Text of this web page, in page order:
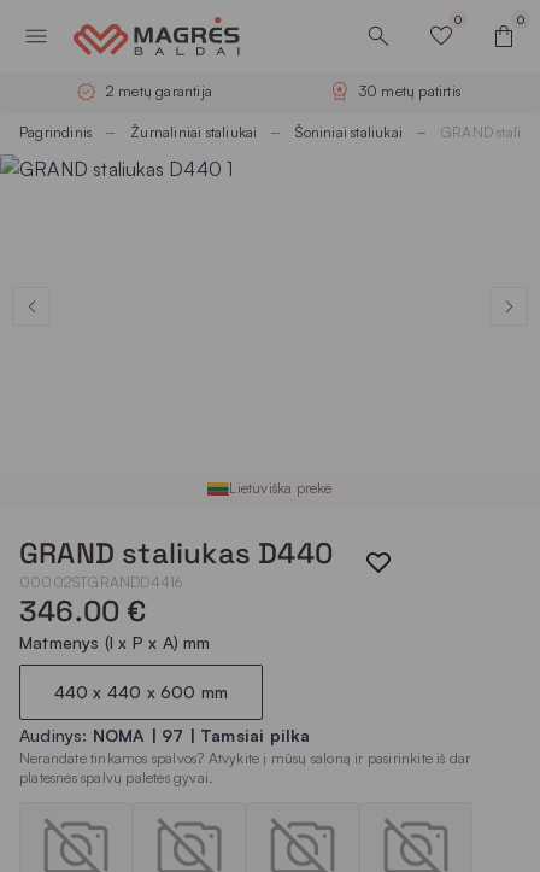
0 0
2 metų garantija 30 metų patirtis
Pagrindinis Žurnaliniai staliukai Šoniniai staliukai GRAND
Lietuviška prekė
GRAND staliukas D440
00002STGRANDD4416
346.00 €
Matmenys (I x P x A) mm
440 x 440 x 600 mm
Audinys: NOMA | 97 | Tamsiai pilka
Nerandate tinkamos spalvos? Atvykite į mūsų saloną ir pasirinkite iš dar
platesnės spalvų paletės gyvai.